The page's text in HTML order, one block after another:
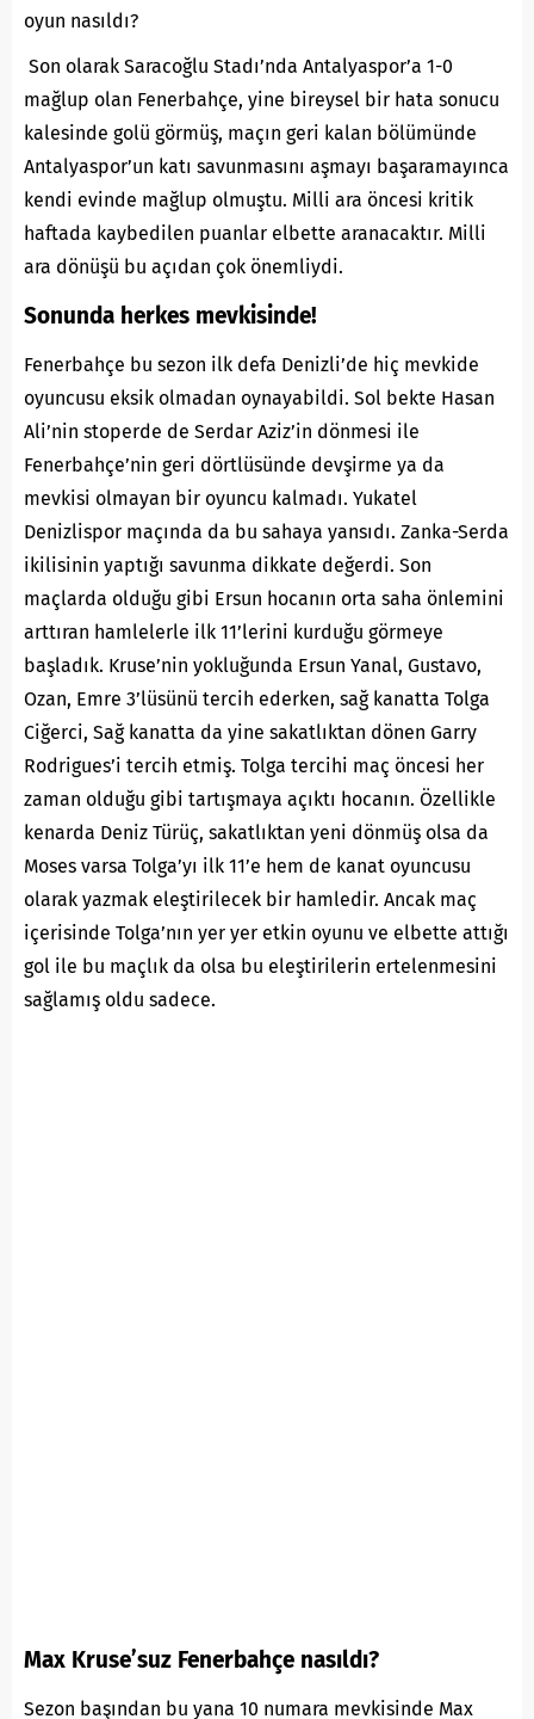
oyun nasıldı?
Son olarak Saracoğlu Stadı’nda Antalyaspor’a 1-0
mağlup olan Fenerbahçe, yine bireysel bir hata sonucu
kalesinde golü görmüş, maçın geri kalan bölümünde
Antalyaspor’un katı savunmasını aşmayı başaramayınca
kendi evinde mağlup olmuştu. Milli ara öncesi kritik
haftada kaybedilen puanlar elbette aranacaktır. Milli
ara dönüşü bu açıdan çok önemliydi.
Sonunda herkes mevkisinde!
Fenerbahçe bu sezon ilk defa Denizli’de hiç mevkide
oyuncusu eksik olmadan oynayabildi. Sol bekte Hasan
Ali’nin stoperde de Serdar Aziz’in dönmesi ile
Fenerbahçe’nin geri dörtlüsünde devşirme ya da
mevkisi olmayan bir oyuncu kalmadı. Yukatel
Denizlispor maçında da bu sahaya yansıdı. Zanka-Serda
ikilisinin yaptığı savunma dikkate değerdi. Son
maçlarda olduğu gibi Ersun hocanın orta saha önlemini
arttıran hamlelerle ilk 11’lerini kurduğu görmeye
başladık. Kruse’nin yokluğunda Ersun Yanal, Gustavo,
Ozan, Emre 3’lüsünü tercih ederken, sağ kanatta Tolga
Ciğerci, Sağ kanatta da yine sakatlıktan dönen Garry
Rodrigues’i tercih etmiş. Tolga tercihi maç öncesi her
zaman olduğu gibi tartışmaya açıktı hocanın. Özellikle
kenarda Deniz Türüç, sakatlıktan yeni dönmüş olsa da
Moses varsa Tolga’yı ilk 11’e hem de kanat oyuncusu
olarak yazmak eleştirilecek bir hamledir. Ancak maç
içerisinde Tolga’nın yer yer etkin oyunu ve elbette attığı
gol ile bu maçlık da olsa bu eleştirilerin ertelenmesini
sağlamış oldu sadece.
Max Kruse’suz Fenerbahçe nasıldı?
Sezon başından bu yana 10 numara mevkisinde Max